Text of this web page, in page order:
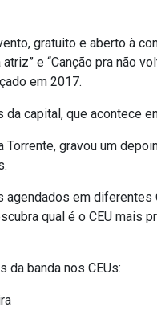
gratuito e aberto à
e “Canção pra não
em 2017.
da capital, que acontece
gravou um
em diferentes
qual é o CEU mais
da banda nos CEUs: